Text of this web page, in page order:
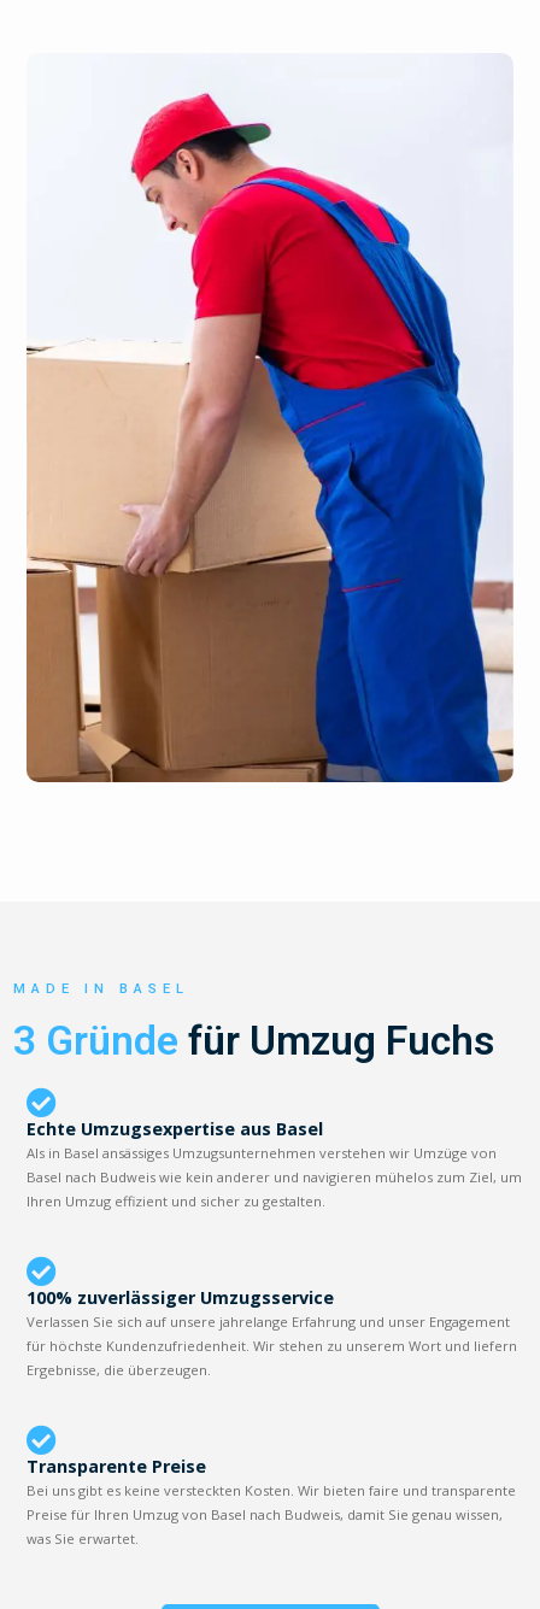
MADE IN BASEL
3 Gründe für Umzug Fuchs
Echte Umzugsexpertise aus Basel
Als in Basel ansässiges Umzugsunternehmen verstehen wir Umzüge von
Basel nach Budweis wie kein anderer und navigieren mühelos zum Ziel, um
Ihren Umzug effizient und sicher zu gestalten.
100% zuverlässiger Umzugsservice
Verlassen Sie sich auf unsere jahrelange Erfahrung und unser Engagement
für höchste Kundenzufriedenheit. Wir stehen zu unserem Wort und liefern
Ergebnisse, die überzeugen.
Transparente Preise
Bei uns gibt es keine versteckten Kosten. Wir bieten faire und transparente
Preise für Ihren Umzug von Basel nach Budweis, damit Sie genau wissen,
was Sie erwartet.